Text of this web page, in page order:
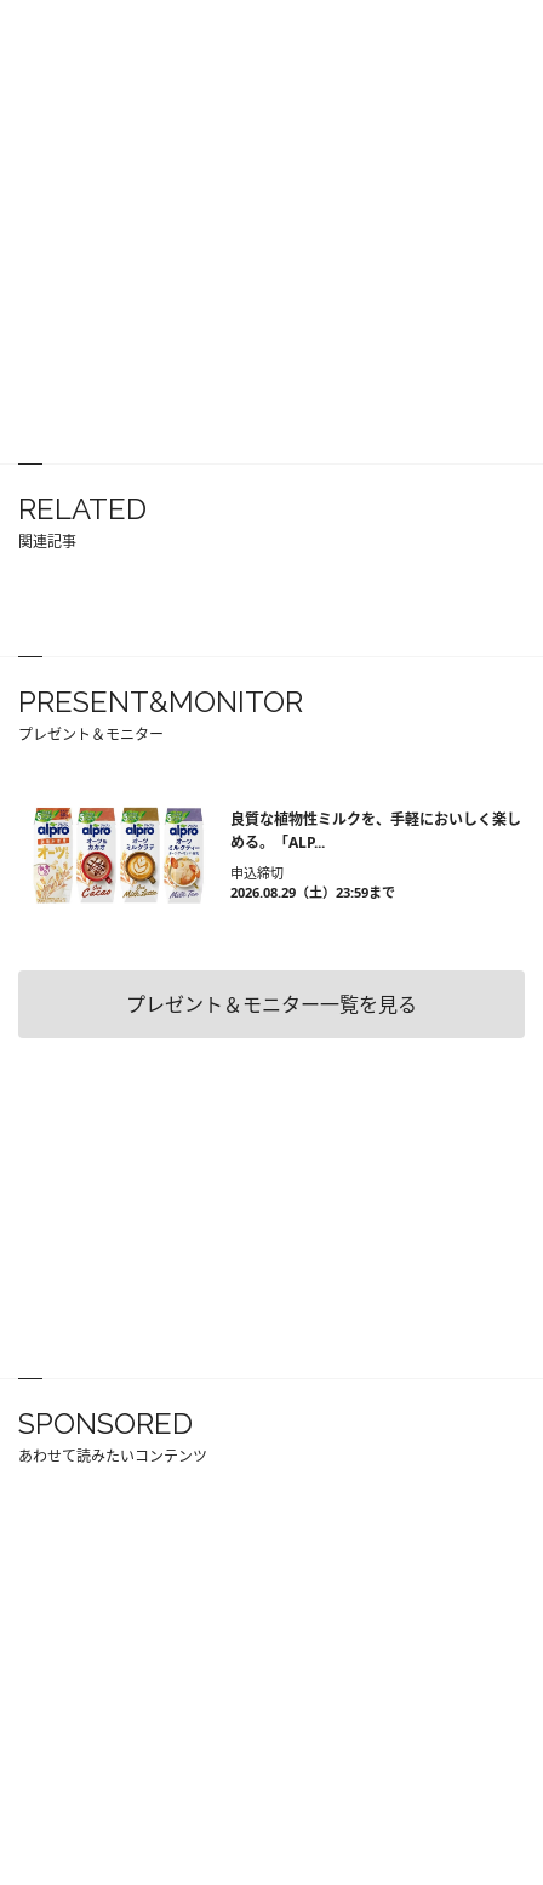
RELATED
関連記事
PRESENT&MONITOR
プレゼント＆モニター
良質な植物性ミルクを、手軽においしく楽し
める。「ALP...
申込締切
2026.08.29（土）23:59まで
プレゼント＆モニター一覧を見る
SPONSORED
あわせて読みたいコンテンツ